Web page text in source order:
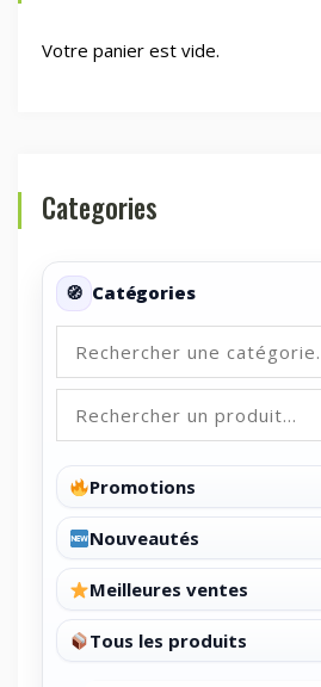
Votre panier est vide.
Categories
Catégories
Promotions
Nouveautés
Meilleures ventes
Tous les produits